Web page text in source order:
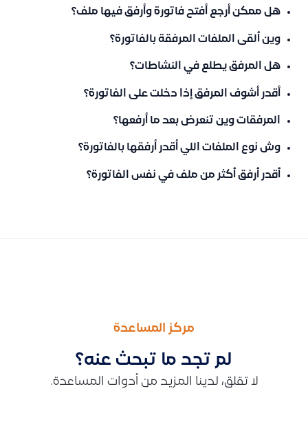
هل ممكن أرجع أفتح فاتورة وأرفق فيها ملف؟
وين ألقى الملفات المرفقة بالفاتورة؟
هل المرفق يطلع في النشاطات؟
أقدر أشوف المرفق إذا دخلت على الفاتورة؟
المرفقات وين تنعرض بعد ما أرفعها؟
وش نوع الملفات اللي أقدر أرفقها بالفاتورة؟
أقدر أرفق أكثر من ملف في نفس الفاتورة؟
مركز المساعدة
لم تجد ما تبحث عنه؟
لا تقلق، لدينا المزيد من أدوات المساعدة.